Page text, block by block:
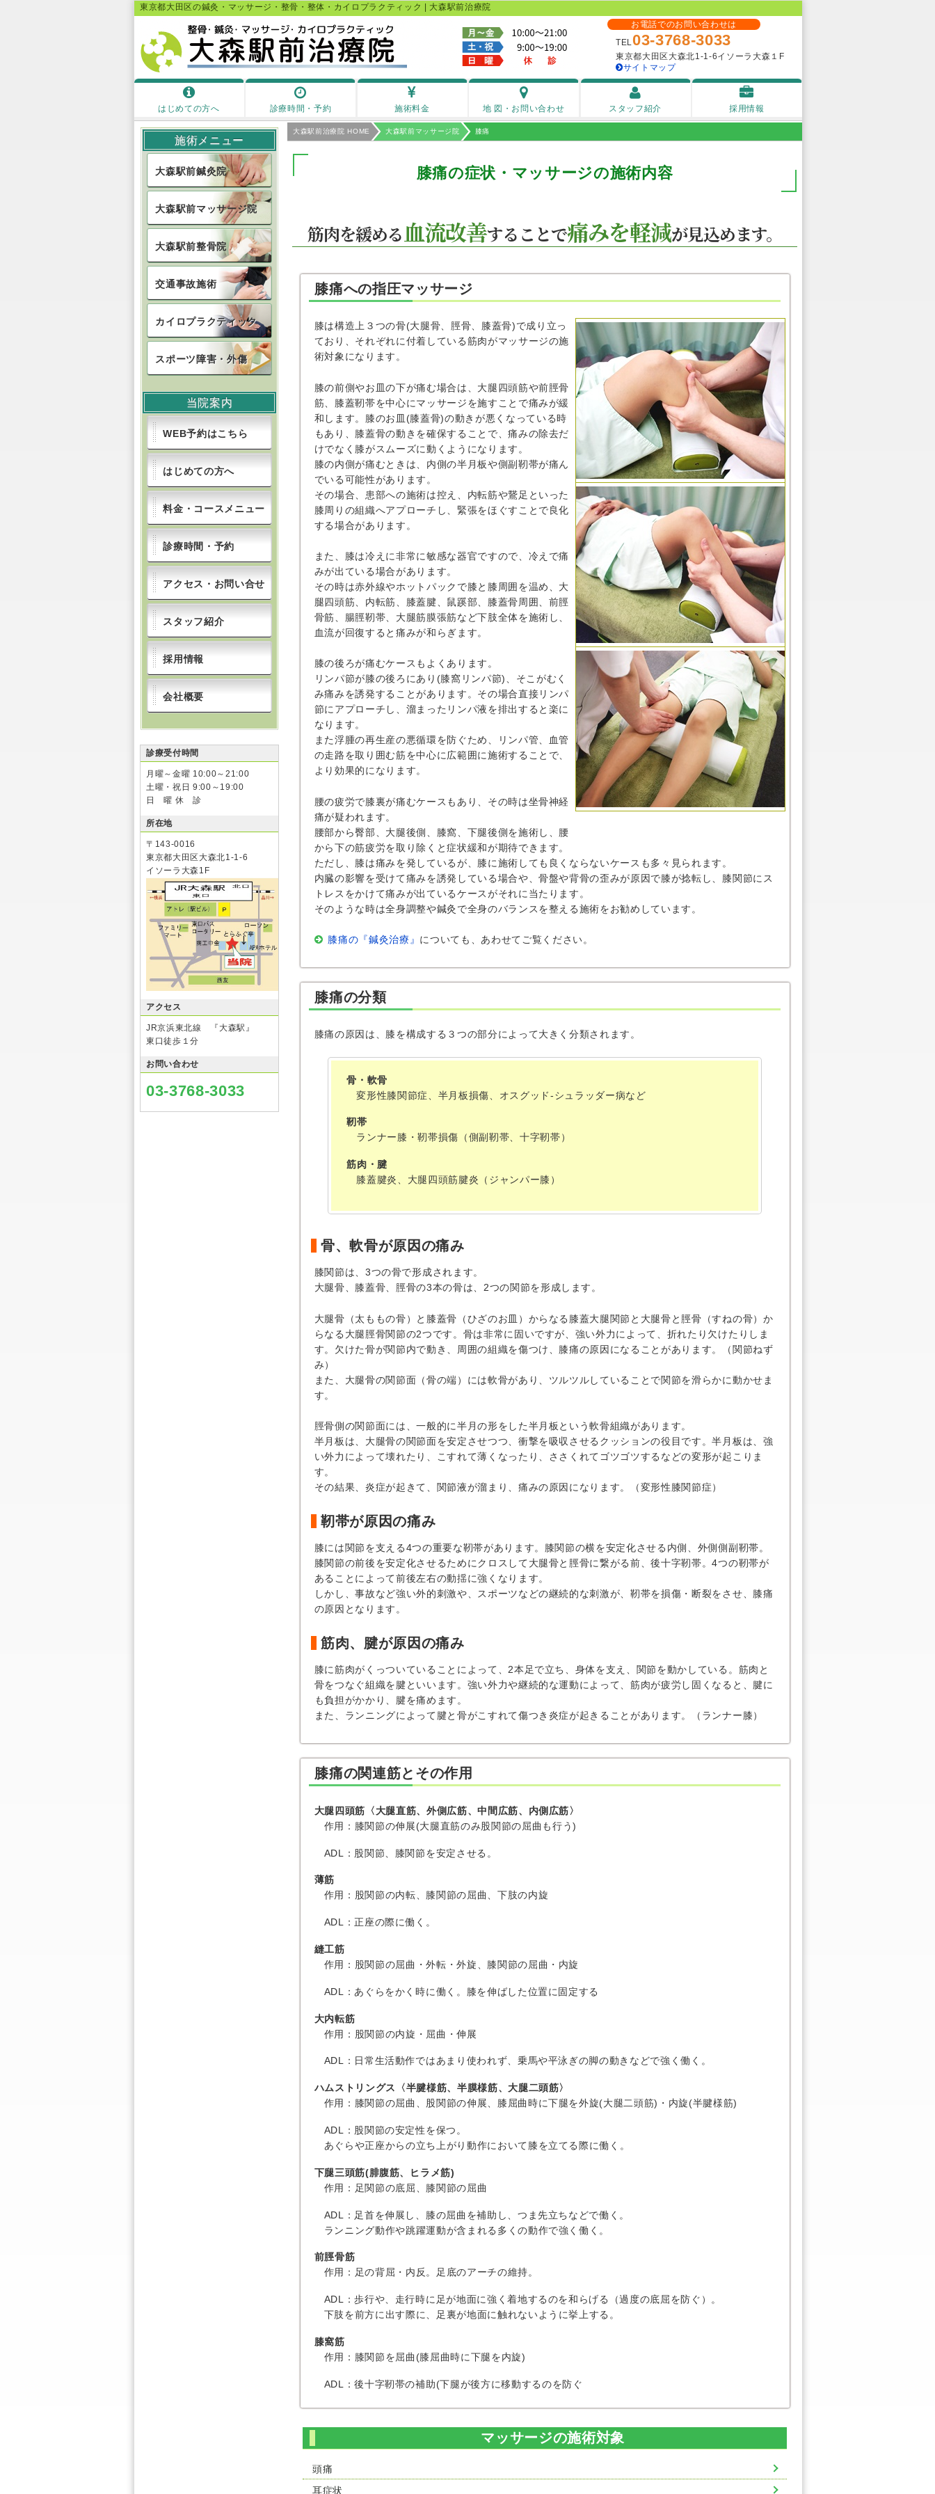
東京都大田区の鍼灸・マッサージ・整骨・整体・カイロプラクティック | 大森駅前治療院
お電話でのお問い合わせは
TEL 03-3768-3033
東京都大田区大森北1-1-6イソーラ大森１F
サイトマップ
はじめての方へ 診療時間・予約 施術料金 地 図 ・お問い合わせ スタッフ紹介 採用情報
大森駅前治療院 HOME 大森駅前マッサージ院 膝痛
膝痛の症状・マッサージの施術内容
筋肉を緩める 血流改善することで痛みを軽減が見込めます。
膝痛への指圧マッサージ
膝は構造上３つの骨(大腿骨、脛骨、膝蓋骨)で成り立っ
ており、それぞれに付着している筋肉がマッサージの施
術対象になります。
膝の前側やお皿の下が痛む場合は、大腿四頭筋や前脛骨
筋、膝蓋靭帯を中心にマッサージを施すことで痛みが緩
和します。膝のお皿(膝蓋骨)の動きが悪くなっている時
もあり、膝蓋骨の動きを確保することで、痛みの除去だ
けでなく膝がスムーズに動くようになります。
膝の内側が痛むときは、内側の半月板や側副靭帯が痛ん
でいる可能性があります。
その場合、患部への施術は控え、内転筋や鵞足といった
膝周りの組織へアプローチし、緊張をほぐすことで良化
する場合があります。
また、膝は冷えに非常に敏感な器官ですので、冷えで痛
みが出ている場合があります。
その時は赤外線やホットパックで膝と膝周囲を温め、大
腿四頭筋、内転筋、膝蓋腱、鼠蹊部、膝蓋骨周囲、前脛
骨筋、腸脛靭帯、大腿筋膜張筋など下肢全体を施術し、
血流が回復すると痛みが和らぎます。
膝の後ろが痛むケースもよくあります。
リンパ節が膝の後ろにあり(膝窩リンパ節)、そこがむく
み痛みを誘発することがあります。その場合直接リンパ
節にアプローチし、溜まったリンパ液を排出すると楽に
なります。
また浮腫の再生産の悪循環を防ぐため、リンパ管、血管
の走路を取り囲む筋を中心に広範囲に施術することで、
より効果的になります。
腰の疲労で膝裏が痛むケースもあり、その時は坐骨神経
痛が疑われます。
腰部から臀部、大腿後側、膝窩、下腿後側を施術し、腰
から下の筋疲労を取り除くと症状緩和が期待できます。
ただし、膝は痛みを発しているが、膝に施術しても良くならないケースも多々見られます。
内臓の影響を受けて痛みを誘発している場合や、骨盤や背骨の歪みが原因で膝が捻転し、膝関節にス
トレスをかけて痛みが出ているケースがそれに当たります。
そのような時は全身調整や鍼灸で全身のバランスを整える施術をお勧めしています。
膝痛の『鍼灸治療』 についても、あわせてご覧ください。
膝痛の分類
膝痛の原因は、膝を構成する３つの部分によって大きく分類されます。
骨・軟骨
変形性膝関節症、半月板損傷、オスグッド-シュラッダー病など
靭帯
ランナー膝・靭帯損傷（側副靭帯、十字靭帯）
筋肉・腱
膝蓋腱炎、大腿四頭筋腱炎（ジャンパー膝）
骨、軟骨が原因の痛み
膝関節は、3つの骨で形成されます。
大腿骨、膝蓋骨、脛骨の3本の骨は、2つの関節を形成します。
大腿骨（太ももの骨）と膝蓋骨（ひざのお皿）からなる膝蓋大腿関節と大腿骨と脛骨（すねの骨）か
らなる大腿脛骨関節の2つです。骨は非常に固いですが、強い外力によって、折れたり欠けたりしま
す。欠けた骨が関節内で動き、周囲の組織を傷つけ、膝痛の原因になることがあります。（関節ねず
み）
また、大腿骨の関節面（骨の端）には軟骨があり、ツルツルしていることで関節を滑らかに動かせま
す。
脛骨側の関節面には、一般的に半月の形をした半月板という軟骨組織があります。
半月板は、大腿骨の関節面を安定させつつ、衝撃を吸収させるクッションの役目です。半月板は、強
い外力によって壊れたり、こすれて薄くなったり、ささくれてゴツゴツするなどの変形が起こりま
す。
その結果、炎症が起きて、関節液が溜まり、痛みの原因になります。（変形性膝関節症）
靭帯が原因の痛み
膝には関節を支える4つの重要な靭帯があります。膝関節の横を安定化させる内側、外側側副靭帯。
膝関節の前後を安定化させるためにクロスして大腿骨と脛骨に繋がる前、後十字靭帯。4つの靭帯が
あることによって前後左右の動揺に強くなります。
しかし、事故など強い外的刺激や、スポーツなどの継続的な刺激が、靭帯を損傷・断裂をさせ、膝痛
の原因となります。
筋肉、腱が原因の痛み
膝に筋肉がくっついていることによって、2本足で立ち、身体を支え、関節を動かしている。筋肉と
骨をつなぐ組織を腱といいます。強い外力や継続的な運動によって、筋肉が疲労し固くなると、腱に
も負担がかかり、腱を痛めます。
また、ランニングによって腱と骨がこすれて傷つき炎症が起きることがあります。（ランナー膝）
膝痛の関連筋とその作用
大腿四頭筋〈大腿直筋、外側広筋、中間広筋、内側広筋〉
作用：膝関節の伸展(大腿直筋のみ股関節の屈曲も行う)
ADL：股関節、膝関節を安定させる。
薄筋
作用：股関節の内転、膝関節の屈曲、下肢の内旋
ADL：正座の際に働く。
縫工筋
作用：股関節の屈曲・外転・外旋、膝関節の屈曲・内旋
ADL：あぐらをかく時に働く。膝を伸ばした位置に固定する
大内転筋
作用：股関節の内旋・屈曲・伸展
ADL：日常生活動作ではあまり使われず、乗馬や平泳ぎの脚の動きなどで強く働く。
ハムストリングス〈半腱様筋、半膜様筋、大腿二頭筋〉
作用：膝関節の屈曲、股関節の伸展、膝屈曲時に下腿を外旋(大腿二頭筋)・内旋(半腱様筋)
ADL：股関節の安定性を保つ。
あぐらや正座からの立ち上がり動作において膝を立てる際に働く。
下腿三頭筋(腓腹筋、ヒラメ筋)
作用：足関節の底屈、膝関節の屈曲
ADL：足首を伸展し、膝の屈曲を補助し、つま先立ちなどで働く。
ランニング動作や跳躍運動が含まれる多くの動作で強く働く。
前脛骨筋
作用：足の背屈・内反。足底のアーチの維持。
ADL：歩行や、走行時に足が地面に強く着地するのを和らげる（過度の底屈を防ぐ）。
下肢を前方に出す際に、足裏が地面に触れないように挙上する。
膝窩筋
作用：膝関節を屈曲(膝屈曲時に下腿を内旋)
ADL：後十字靭帯の補助(下腿が後方に移動するのを防ぐ
マッサージの施術対象
頭痛
耳症状
施術メニュー
大森駅前鍼灸院
大森駅前マッサージ院
大森駅前整骨院
交通事故施術
カイロプラクティック
スポーツ障害・外傷
当院案内
WEB予約はこちら
はじめての方へ
料金・コースメニュー
診療時間・予約
アクセス・お問い合せ
スタッフ紹介
採用情報
会社概要
診療受付時間
月曜～金曜 10:00～21:00
土曜・祝日 9:00～19:00
日 曜 休 診
所在地
〒143-0016
東京都大田区大森北1-1-6
イソーラ大森1F
アクセス
JR京浜東北線 『大森駅』
東口徒歩１分
お問い合わせ
03-3768-3033